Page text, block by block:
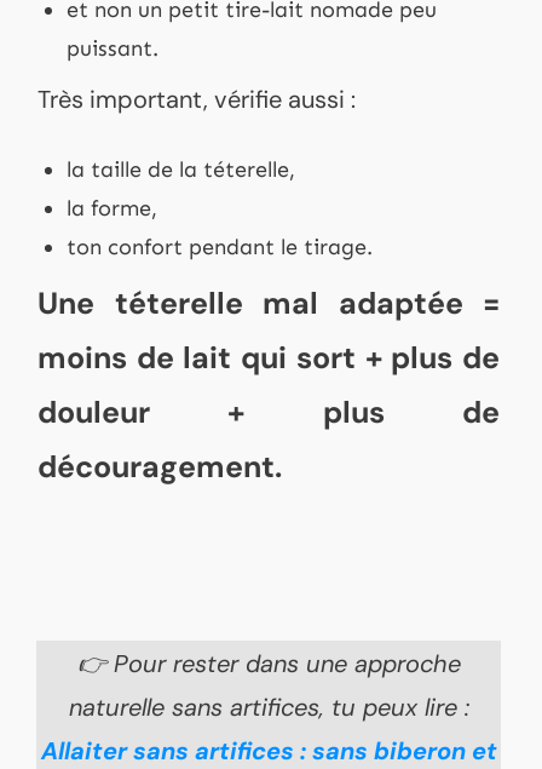
et non un petit tire-lait nomade peu
puissant.
Très important, vérifie aussi :
la taille de la téterelle,
la forme,
ton confort pendant le tirage.
Une téterelle mal adaptée =
moins de lait qui sort + plus de
douleur + plus de
découragement.
👉 Pour rester dans une approche
naturelle sans artifices, tu peux lire :
Allaiter sans artifices : sans biberon et